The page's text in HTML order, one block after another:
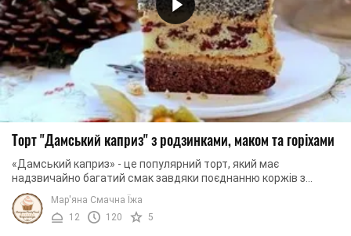
Торт "Дамський каприз" з родзинками, маком та горіхами
«Дамський каприз» - це популярний торт, який має
надзвичайно багатий смак завдяки поєднанню коржів з
різними начинками. Ми сьогодні для начинки ...
Мар'яна Смачна Їжа
12
120 5